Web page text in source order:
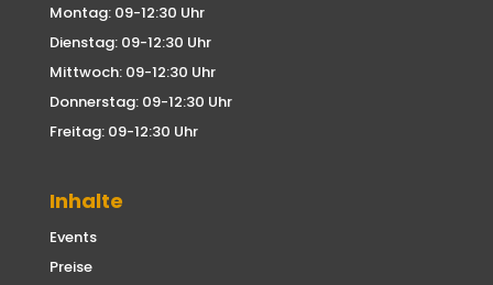
Montag: 09-12:30 Uhr
Dienstag: 09-12:30 Uhr
Mittwoch: 09-12:30 Uhr
Donnerstag: 09-12:30 Uhr
Freitag: 09-12:30 Uhr
Inhalte
Events
Preise